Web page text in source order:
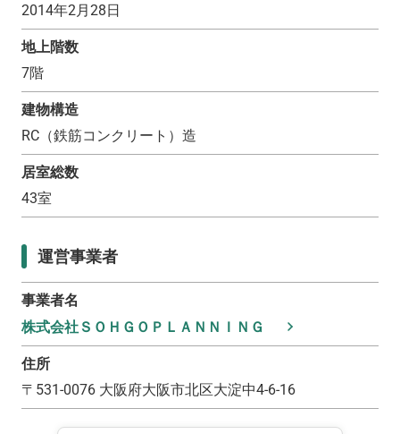
2014年2月28日
地上階数
7階
建物構造
RC（鉄筋コンクリート）造
居室総数
43室
運営事業者
事業者名
株式会社ＳＯＨＧＯＰＬＡＮＮＩＮＧ
住所
〒 531-0076 大阪府大阪市北区大淀中4-6-16